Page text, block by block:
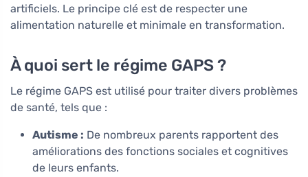
artificiels. Le principe clé est de respecter une
alimentation naturelle et minimale en transformation.
À quoi sert le régime GAPS ?
Le régime GAPS est utilisé pour traiter divers problèmes
de santé, tels que :
Autisme : De nombreux parents rapportent des
améliorations des fonctions sociales et cognitives
de leurs enfants.